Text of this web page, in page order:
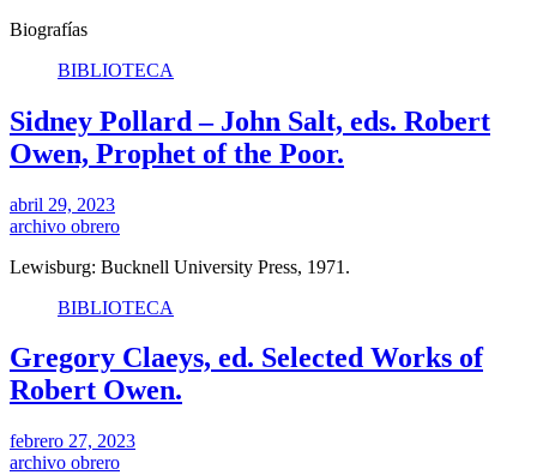
Biografías
BIBLIOTECA
Sidney Pollard – John Salt, eds. Robert
Owen, Prophet of the Poor.
abril 29, 2023
archivo obrero
Lewisburg: Bucknell University Press, 1971.
BIBLIOTECA
Gregory Claeys, ed. Selected Works of
Robert Owen.
febrero 27, 2023
archivo obrero